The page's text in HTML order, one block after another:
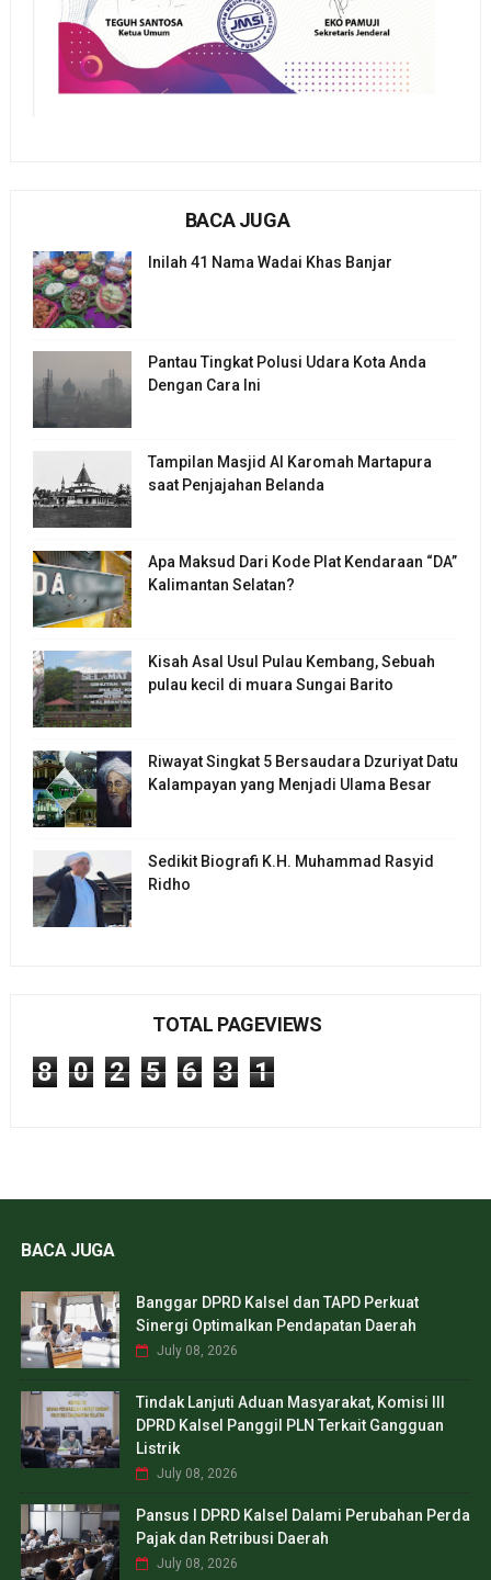
BACA JUGA
Inilah 41 Nama Wadai Khas Banjar
Pantau Tingkat Polusi Udara Kota Anda
Dengan Cara Ini
Tampilan Masjid Al Karomah Martapura
saat Penjajahan Belanda
Apa Maksud Dari Kode Plat Kendaraan “DA”
Kalimantan Selatan?
Kisah Asal Usul Pulau Kembang, Sebuah
pulau kecil di muara Sungai Barito
Riwayat Singkat 5 Bersaudara Dzuriyat Datu
Kalampayan yang Menjadi Ulama Besar
Sedikit Biografi K.H. Muhammad Rasyid
Ridho
TOTAL PAGEVIEWS
8 0 2 5 6 3 1
BACA JUGA
Banggar DPRD Kalsel dan TAPD Perkuat
Sinergi Optimalkan Pendapatan Daerah
July 08, 2026
Tindak Lanjuti Aduan Masyarakat, Komisi III
DPRD Kalsel Panggil PLN Terkait Gangguan
Listrik
July 08, 2026
Pansus I DPRD Kalsel Dalami Perubahan Perda
Pajak dan Retribusi Daerah
July 08, 2026